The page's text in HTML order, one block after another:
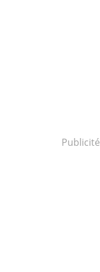
Publicité